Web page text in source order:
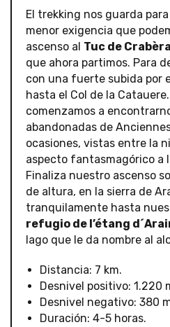
El trekking nos guarda
menor exigencia que
ascenso al Tuc de Crabèra
que ahora partimos. Para
con una fuerte subida por
hasta el Col de la
comenzamos a
abandonadas de
ocasiones, vistas entre la
aspecto fantasmagórico a
Finaliza nuestro ascenso
de altura, en la sierra de
tranquilamente hasta
refugio de l’étang
lago que le da nombre al
Distancia: 7 km.
Desnivel positivo: 1.220
Desnivel negativo: 380
Duración: 4-5 horas.